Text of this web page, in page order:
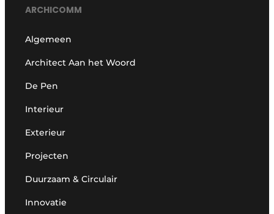
ARCHICOMM
Algemeen
Architect Aan het Woord
De Pen
Interieur
Exterieur
Projecten
Duurzaam & Circulair
Innovatie